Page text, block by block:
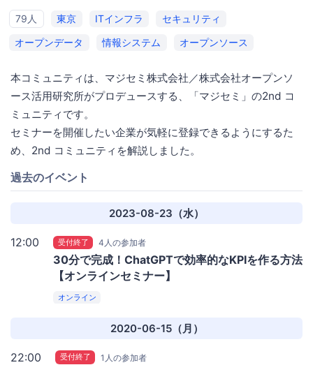
79人 東京 ITインフラ
セキュリティ
オープンデータ
情報システム オープンソース
本コミュニティは、マジセミ株式会社／株式会社オープンソ
ース活用研究所がプロデュースする、「マジセミ」の2nd コ
ミュニティです。
セミナーを開催したい企業が気軽に登録できるようにするた
め、2nd コミュニティを解説しました。
過去のイベント
2023-08-23（水）
12:00 受付終了 4人の参加者
30分で完成！ChatGPTで効率的なKPIを作る方法
【オンラインセミナー】
オンライン
2020-06-15（月）
22:00 受付終了 1人の参加者